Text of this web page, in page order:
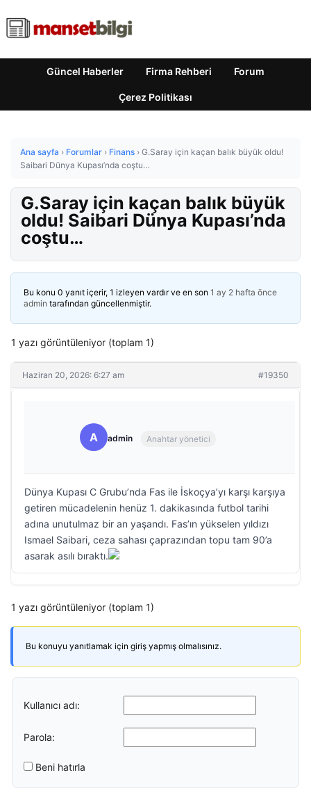
Güncel Haberler Firma Rehberi Forum
Çerez Politikası
Ana sayfa › Forumlar › Finans › G.Saray için kaçan balık büyük oldu!
Saibari Dünya Kupası’nda coştu…
G.Saray için kaçan balık büyük
oldu! Saibari Dünya Kupası’nda
coştu…
Bu konu 0 yanıt içerir, 1 izleyen vardır ve en son 1 ay 2 hafta önce
admin tarafından güncellenmiştir.
1 yazı görüntüleniyor (toplam 1)
Haziran 20, 2026: 6:27 am #19350
A admin Anahtar yönetici
Dünya Kupası C Grubu’nda Fas ile İskoçya’yı karşı karşıya
getiren mücadelenin henüz 1. dakikasında futbol tarihi
adına unutulmaz bir an yaşandı. Fas’ın yükselen yıldızı
Ismael Saibari, ceza sahası çaprazından topu tam 90’a
asarak asılı bıraktı.
1 yazı görüntüleniyor (toplam 1)
Bu konuyu yanıtlamak için giriş yapmış olmalısınız.
Kullanıcı adı:
Parola:
Beni hatırla